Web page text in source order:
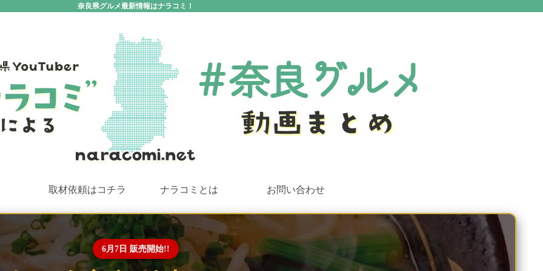
奈良県グルメ最新情報はナラコミ！
取材依頼はコチラ ナラコミとは お問い合わせ
6月7日 販売開始!!